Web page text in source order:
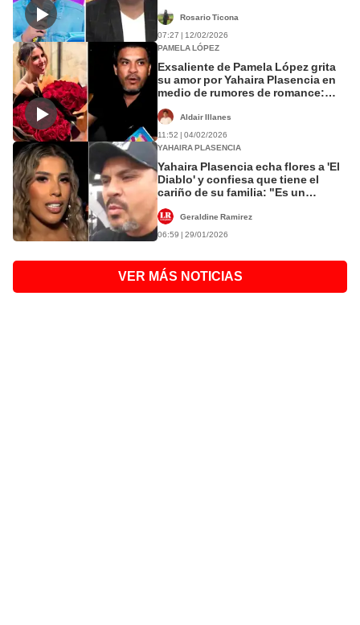
Rosario Ticona
07:27 | 12/02/2026
PAMELA LÓPEZ
Exsaliente de Pamela López grita
su amor por Yahaira Plasencia en
medio de rumores de romance:
Aldair Illanes
11:52 | 04/02/2026
YAHAIRA PLASENCIA
Yahaira Plasencia echa flores a 'El
Diablo' y confiesa que tiene el
cariño de su familia: "Es un
Geraldine Ramirez
06:59 | 29/01/2026
VER MÁS NOTICIAS